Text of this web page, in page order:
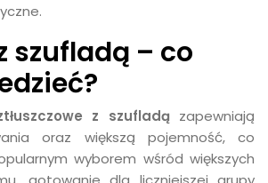
szufladą – co
z szufladą zapewniają
oraz większą pojemność, co
wyborem wśród większych